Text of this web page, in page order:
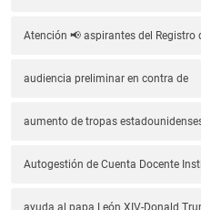
Atención 📢 aspirantes del Registro
audiencia preliminar en contra de
aumento de tropas
Autogestión de Cuenta Docente
ayuda al papa León XIV-Donald